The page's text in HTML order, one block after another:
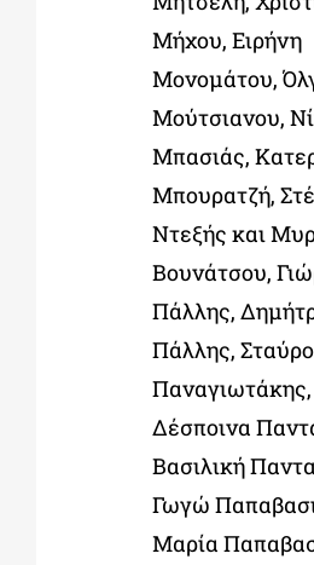
Μήχου, Ειρήνη
Μονομάτου,
Μούτσιανου,
Μπασιάς,
Μπουρατζή,
Ντεξής και
Βουνάτσου,
Πάλλης,
Πάλλης,
Παναγιωτάκης,
Δέσποινα
Βασιλική
Γωγώ
Μαρία